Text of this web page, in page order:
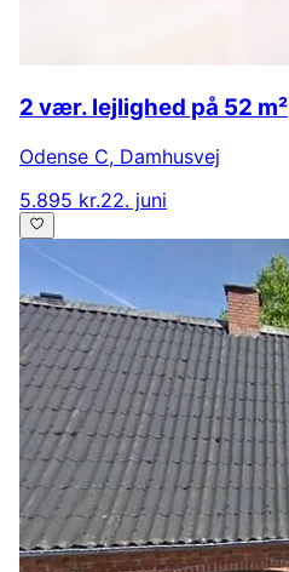
2 vær. lejlighed på 52 m²
Odense C, Damhusvej
5.895 kr.22. juni